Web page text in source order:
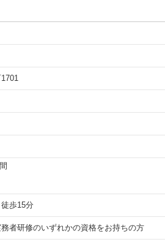
歩15分
者研修のいずれかの資格をお持ちの方